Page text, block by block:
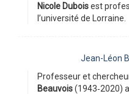
Nicole Duboisest
l’université de Lorraine.
Jean-Léon
Professeur et
Beauvois(1943‑2020)